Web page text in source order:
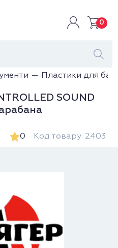
0
Пластики для
SOUND
0 Код товару: 2403